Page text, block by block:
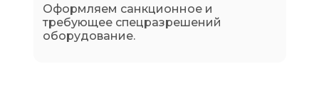
Оформляем санкционное и
требующее спецразрешений
оборудование.